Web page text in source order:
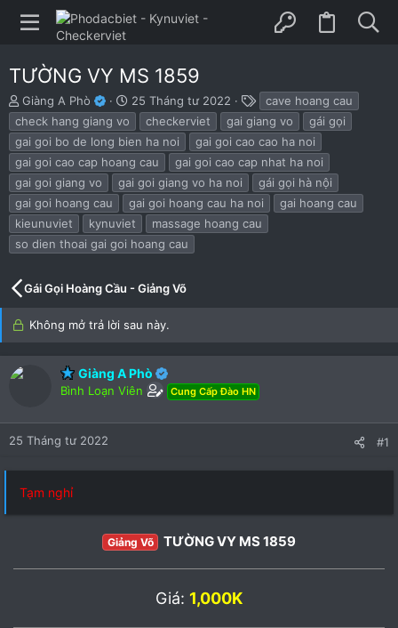
TƯỜNG VY MS 1859
B
ắ
t
đ
ầ
u
Giàng A Phò
N
g
à
y
b
ắ
t
đ
ầ
u
25 Tháng tư 2022
h
ẻ
cave hoang cau
check hang giang vo
checkerviet gai giang vo
gái gọi
gai goi bo de long bien ha noi
gai goi cao cao ha noi
gai goi cao cap hoang cau
gai goi cao cap nhat ha noi
gai goi giang vo
gai goi giang vo ha noi
gái gọi hà nội
gai goi hoang cau
gai goi hoang cau ha noi
gai hoang cau
kieunuviet
kynuviet
massage hoang cau
so dien thoai gai goi hoang cau
Gái Gọi Hoàng Cầu - Giảng Võ
Không mở trả lời sau này.
Giàng A Phò
Bình Loạn Viên Cung Cấp Đào HN
25 Tháng tư 2022 #1
Tạm nghỉ
Giảng Võ TƯỜNG VY MS 1859
Giá: 1,000K